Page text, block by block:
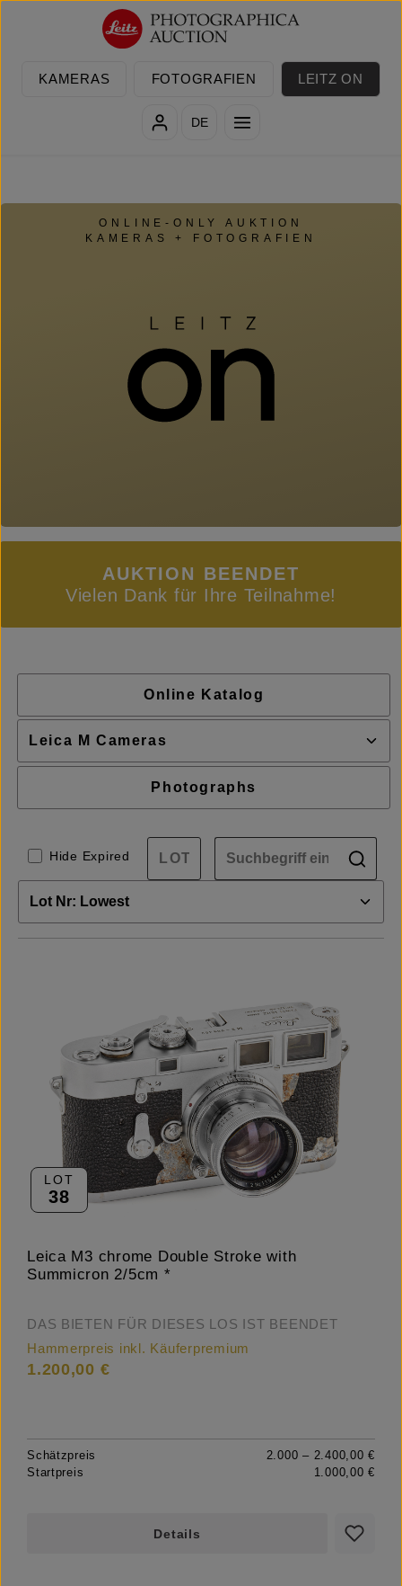
Zum Hauptinhalt springen
KAMERAS FOTOGRAFIEN LEITZ ON
DE
ONLINE-ONLY AUKTION
KAMERAS + FOTOGRAFIEN
AUKTION BEENDET
Vielen Dank für Ihre Teilnahme!
Online Katalog
Photographs
Hide Expired
LOT
38
Leica M3 chrome Double Stroke with
Summicron 2/5cm *
DAS BIETEN FÜR DIESES LOS IST BEENDET
Hammerpreis inkl. Käuferpremium
1.200,00 €
Schätzpreis
2.000 – 2.400,00 €
Startpreis
1.000,00 €
Details